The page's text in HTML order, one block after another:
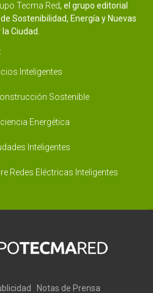
Tecma Red, el grupo editorial
Sostenibilidad, Energía y Nuevas
Ciudad.
Inteligentes
Sostenible
Energética
Inteligentes
Redes Eléctricas Inteligentes
Notas de Prensa